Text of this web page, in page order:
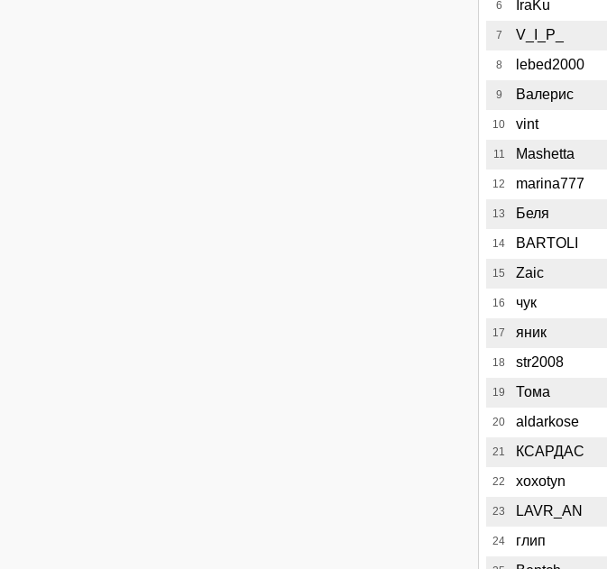
6 IraKu
7 V_I_P_
8 lebed2000
9 Валерис
10 vint
11 Mashetta
12 marina777
13 Беля
14 BARTOLI
15 Zaic
16 чук
17 яник
18 str2008
19 Тома
20 aldarkose
21 КСАРДАС
22 xoxotyn
23 LAVR_AN
24 глип